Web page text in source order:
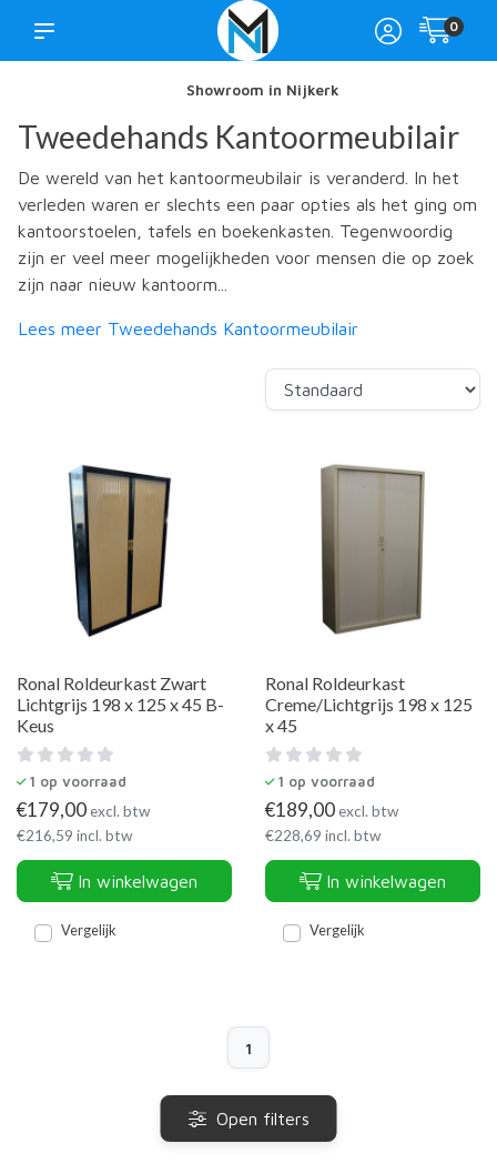
0
Showroom in Nijkerk
Tweedehands Kantoormeubilair
De wereld van het kantoormeubilair is veranderd. In het
verleden waren er slechts een paar opties als het ging om
kantoorstoelen, tafels en boekenkasten. Tegenwoordig
zijn er veel meer mogelijkheden voor mensen die op zoek
zijn naar nieuw kantoorm...
Lees meer Tweedehands Kantoormeubilair
Ronal Roldeurkast Zwart
Lichtgrijs 198 x 125 x 45 B-
Keus
1 op voorraad
€179,00excl. btw
€216,59 incl. btw
In winkelwagen
Vergelijk
Ronal Roldeurkast
Creme/Lichtgrijs 198 x 125
x 45
1 op voorraad
€189,00excl. btw
€228,69 incl. btw
In winkelwagen
Vergelijk
1
Open filters